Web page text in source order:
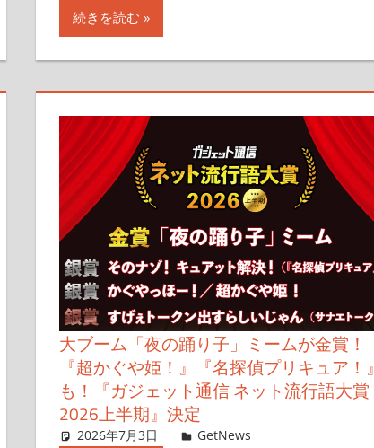
続きを読む
大ブーム「夜の踊り子」ミームが金賞！
『超かぐや姫！』『名探偵プリキュア！』
も！『ガジェット通信 ネット流行語大賞
2026上半期』決定
2026年7月3日 ガジェット通信
GetNews